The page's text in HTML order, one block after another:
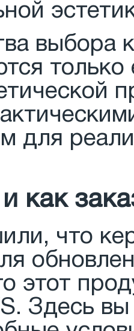
выбора
для
как
что
этот
Здесь